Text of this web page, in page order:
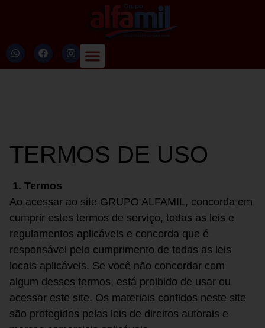
TERMOS DE USO
1. Termos
Ao acessar ao site GRUPO ALFAMIL, concorda em
cumprir estes termos de serviço, todas as leis e
regulamentos aplicáveis e concorda que é
responsável pelo cumprimento de todas as leis
locais aplicáveis. Se você não concordar com
algum desses termos, está proibido de usar ou
acessar este site. Os materiais contidos neste site
são protegidos pelas leis de direitos autorais e